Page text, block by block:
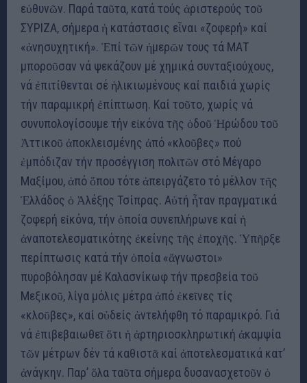
εὐθυνῶν. Παρά ταῦτα, κατά τούς ἀριστερούς τοῦ
ΣΥΡΙΖΑ, σήμερα ἡ κατάστασις εἶναι «ζοφερή» καί
«ἀνησυχητική». Ἐπί τῶν ἡμερῶν τους τά ΜΑΤ
μποροῦσαν νά ψεκάζουν μέ χημικά συνταξιούχους,
νά ἐπιτίθενται σέ ἡλικιωμένους καί παιδιά χωρίς
τήν παραμικρή ἐπίπτωση. Καί τοῦτο, χωρίς νά
συνυπολογίσουμε τήν εἰκόνα τῆς ὁδοῦ Ἡρώδου τοῦ
Ἀττικοῦ ἀποκλεισμένης ἀπό «κλοῦβες» πού
ἐμπόδιζαν τήν προσέγγιση πολιτῶν στό Μέγαρο
Μαξίμου, ἀπό ὅπου τότε ἀπειργάζετο τό μέλλον τῆς
Ἑλλάδος ὁ Ἀλέξης Τσίπρας. Αὐτή ἦταν πραγματικά
ζοφερή εἰκόνα, τήν ὁποία συνεπλήρωνε καί ἡ
ἀναποτελεσματικότης ἐκείνης τῆς ἐποχῆς. Ὑπῆρξε
περίπτωσις κατά τήν ὁποία «ἄγνωστοι»
πυροβόλησαν μέ Καλασνίκωφ τήν πρεσβεία τοῦ
Μεξικοῦ, λίγα μόλις μέτρα ἀπό ἐκεῖνες τίς
«κλοῦβες», καί οὐδείς ἀντελήφθη τό παραμικρό. Γιά
νά ἐπιβεβαιωθεῖ ὅτι ἡ ἀρτηριοσκληρωτική ἀκαμψία
τῶν μέτρων δέν τά καθιστᾶ καί ἀποτελεσματικά κατ’
ἀνάγκην. Παρ’ ὅλα ταῦτα σήμερα δυσανασχετοῦν ὁ